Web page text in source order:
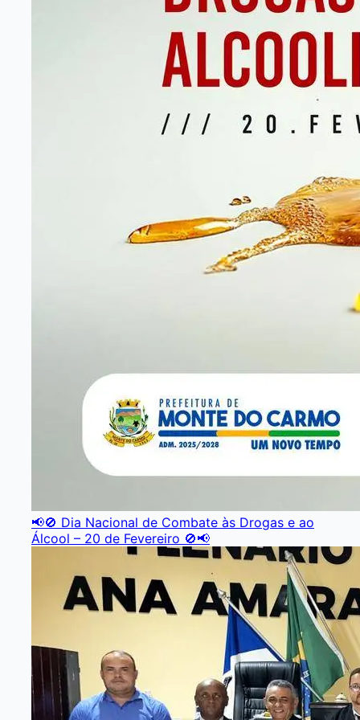
📢🚫 Dia Nacional de Combate às Drogas e ao
Álcool – 20 de Fevereiro 🚫📢